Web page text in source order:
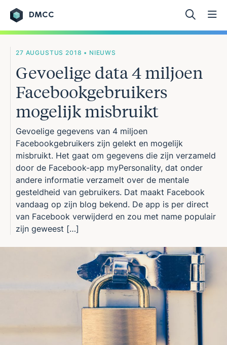
DMCC
27 AUGUSTUS 2018 • NIEUWS
Gevoelige data 4 miljoen
Facebookgebruikers
mogelijk misbruikt
Gevoelige gegevens van 4 miljoen
Facebookgebruikers zijn gelekt en mogelijk
misbruikt. Het gaat om gegevens die zijn verzameld
door de Facebook-app myPersonality, dat onder
andere informatie verzamelt over de mentale
gesteldheid van gebruikers. Dat maakt Facebook
vandaag op zijn blog bekend. De app is per direct
van Facebook verwijderd en zou met name populair
zijn geweest […]